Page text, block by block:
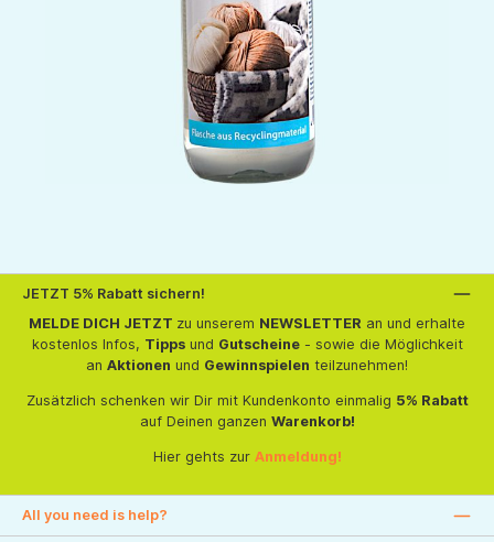
JETZT 5% Rabatt sichern!
MELDE DICH JETZT zu unserem NEWSLETTER an und erhalte
kostenlos Infos, Tippsund Gutscheine- sowie die Möglichkeit
an Aktionen und Gewinnspielen teilzunehmen!
Zusätzlich schenken wir Dir mit Kundenkonto einmalig 5% Rabatt
auf Deinen ganzen Warenkorb!
Hier gehts zur Anmeldung!
All you need is help?